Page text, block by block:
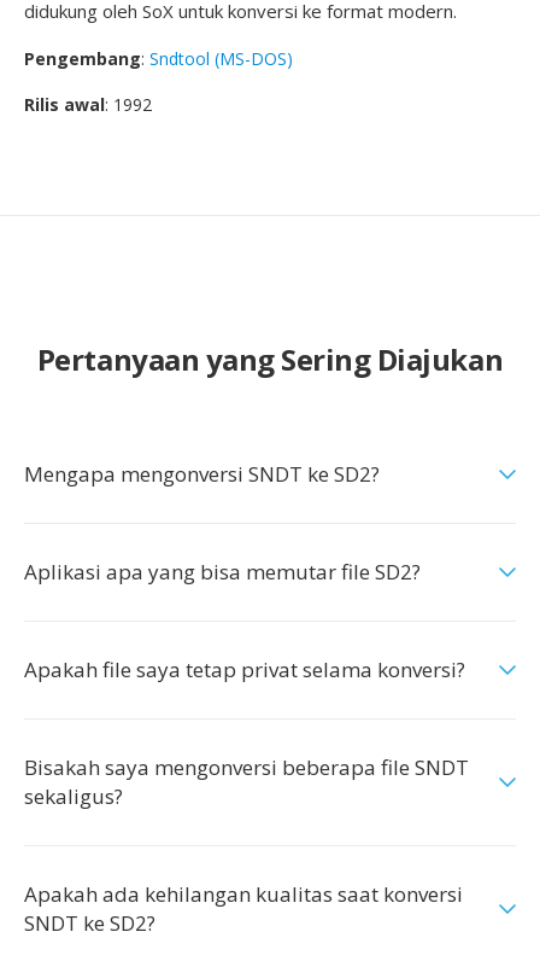
didukung oleh SoX untuk konversi ke format modern.
Pengembang: Sndtool (MS-DOS)
Rilis awal: 1992
Pertanyaan yang Sering Diajukan
Mengapa mengonversi SNDT ke SD2?
Aplikasi apa yang bisa memutar file SD2?
Apakah file saya tetap privat selama konversi?
Bisakah saya mengonversi beberapa file SNDT
sekaligus?
Apakah ada kehilangan kualitas saat konversi
SNDT ke SD2?